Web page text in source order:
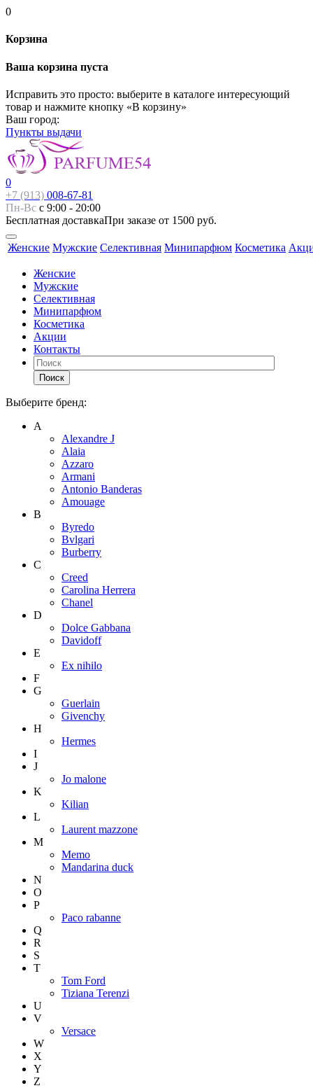
0
Корзина
Ваша корзина пуста
Исправить это просто: выберите в каталоге интересующий
товар и нажмите кнопку «В корзину»
Ваш город:
Пункты выдачи
0
+7 (913) 008-67-81
Пн-Вс с 9:00 - 20:00
Бесплатная доставкаПри заказе от 1500 руб.
Женские Мужские Селективная Минипарфюм Косметика
Женские
Мужские
Селективная
Минипарфюм
Косметика
Акции
Контакты
Поиск
Выберите бренд:
А
Alexandre J
Alaia
Azzaro
Armani
Antonio Banderas
Amouage
B
Byredo
Bvlgari
Burberry
C
Creed
Carolina Herrera
Chanel
D
Dolce Gabbana
Davidoff
E
Ex nihilo
F
G
Guerlain
Givenchy
H
Hermes
I
J
Jo malone
K
Kilian
L
Laurent mazzone
M
Memo
Mandarina duck
N
O
P
Paco rabanne
Q
R
S
T
Tom Ford
Tiziana Terenzi
U
V
Versace
W
X
Y
Z